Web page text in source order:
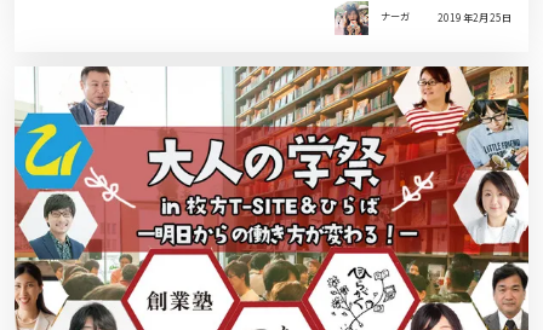
ナーガ 2019年2月25日